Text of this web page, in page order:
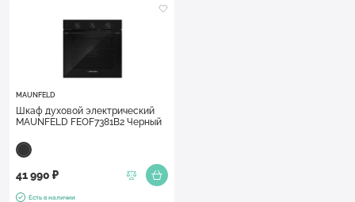
MAUNFELD
Шкаф духовой электрический
MAUNFELD FEOF7381B2 Черный
41 990 ₽
Есть в наличии